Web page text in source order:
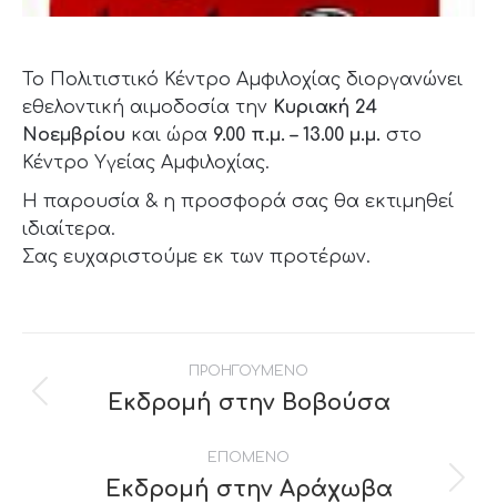
To Πολιτιστικό Κέντρο Αμφιλοχίας διοργανώνει
εθελοντική αιμοδοσία την Κυριακή 24
Νοεμβρίου και ώρα 9.00 π.μ. – 13.00 μ.μ. στο
Κέντρο Υγείας Αμφιλοχίας.
Η παρουσία & η προσφορά σας θα εκτιμηθεί
ιδιαίτερα.
Σας ευχαριστούμε εκ των προτέρων.
navigation
ΠΡΟΗΓΟΥΜΕΝΟ
Previous
Εκδρομή στην Βοβούσα
ΕΠΟΜΕΝΟ
Next
Εκδρομή στην Αράχωβα